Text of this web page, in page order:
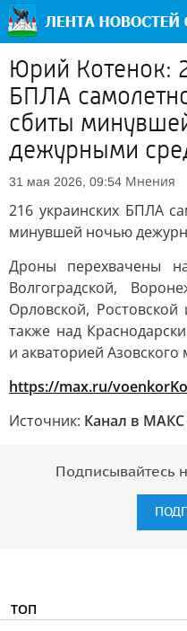
Юрий Котенок:
БПЛА
сбиты
дежурными
31 мая 2026, 09:54 Мнения
216 украинских БПЛА
минувшей ночью
Дроны перехвачены
Волгоградской,
Орловской,
также над
и акваторией Азовского
https://max.ru/
Источник: Канал в МАКС
Подписывайтесь
ТОП